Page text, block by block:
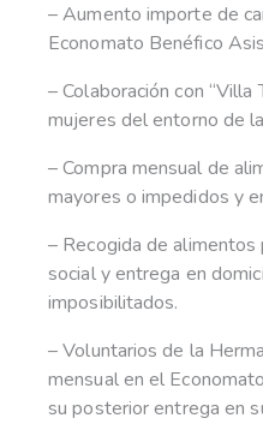
– Aumento importe de
Economato Benéfico
– Colaboración con “Villa
mujeres del entorno de
– Compra mensual de
mayores o impedidos y
– Recogida de
social y entrega en
imposibilitados.
– Voluntarios de la
mensual en el
su posterior entrega en